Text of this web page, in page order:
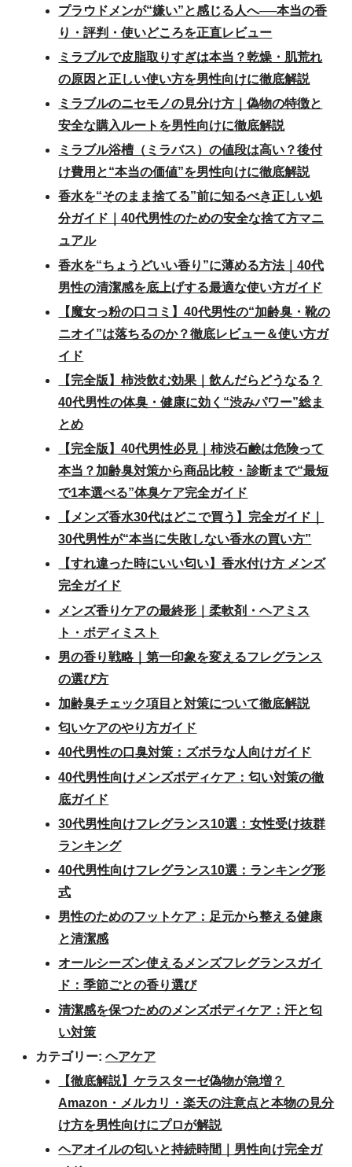
プラウドメンが“嫌い”と感じる人へ──本当の香
り・評判・使いどころを正直レビュー
ミラブルで皮脂取りすぎは本当？乾燥・肌荒れ
の原因と正しい使い方を男性向けに徹底解説
ミラブルのニセモノの見分け方｜偽物の特徴と
安全な購入ルートを男性向けに徹底解説
ミラブル浴槽（ミラバス）の値段は高い？後付
け費用と“本当の価値”を男性向けに徹底解説
香水を“そのまま捨てる”前に知るべき正しい処
分ガイド｜40代男性のための安全な捨て方マニ
ュアル
香水を“ちょうどいい香り”に薄める方法｜40代
男性の清潔感を底上げする最適な使い方ガイド
【魔女っ粉の口コミ】40代男性の“加齢臭・靴の
ニオイ”は落ちるのか？徹底レビュー＆使い方ガ
イド
【完全版】柿渋飲む効果｜飲んだらどうなる？
40代男性の体臭・健康に効く“渋みパワー”総ま
とめ
【完全版】40代男性必見｜柿渋石鹸は危険って
本当？加齢臭対策から商品比較・診断まで“最短
で1本選べる”体臭ケア完全ガイド
【メンズ香水30代はどこで買う】完全ガイド｜
30代男性が“本当に失敗しない香水の買い方”
【すれ違った時にいい匂い】香水付け方 メンズ
完全ガイド
メンズ香りケアの最終形｜柔軟剤・ヘアミス
ト・ボディミスト
男の香り戦略｜第一印象を変えるフレグランス
の選び方
加齢臭チェック項目と対策について徹底解説
匂いケアのやり方ガイド
40代男性の口臭対策：ズボラな人向けガイド
40代男性向けメンズボディケア：匂い対策の徹
底ガイド
30代男性向けフレグランス10選：女性受け抜群
ランキング
40代男性向けフレグランス10選：ランキング形
式
男性のためのフットケア：足元から整える健康
と清潔感
オールシーズン使えるメンズフレグランスガイ
ド：季節ごとの香り選び
清潔感を保つためのメンズボディケア：汗と匂
い対策
カテゴリー:ヘアケア
【徹底解説】ケラスターゼ偽物が急増？
Amazon・メルカリ・楽天の注意点と本物の見分
け方を男性向けにプロが解説
ヘアオイルの匂いと持続時間｜男性向け完全ガ